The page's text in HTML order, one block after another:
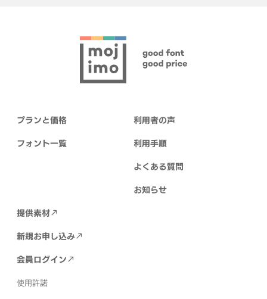
プランと価格
フォント一覧
利用者の声
利用手順
よくある質問
お知らせ
提供素材
新規お申し込み
会員ログイン
使用許諾